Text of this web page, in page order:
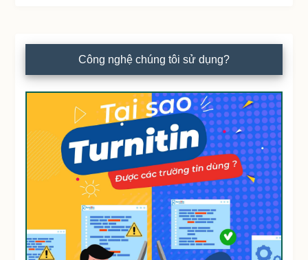
Công nghệ chúng tôi sử dụng?